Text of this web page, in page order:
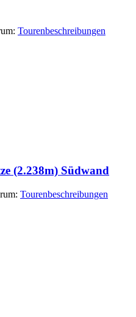
Tourenbeschreibungen
(2.238m) Südwand
Tourenbeschreibungen